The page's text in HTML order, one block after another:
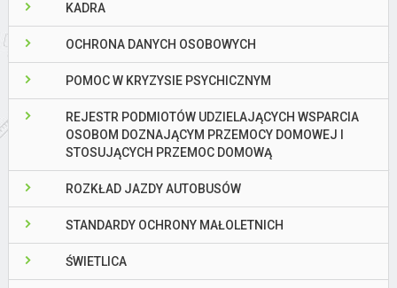
KADRA
OCHRONA DANYCH OSOBOWYCH
POMOC W KRYZYSIE PSYCHICZNYM
REJESTR PODMIOTÓW UDZIELAJĄCYCH WSPARCIA
OSOBOM DOZNAJĄCYM PRZEMOCY DOMOWEJ I
STOSUJĄCYCH PRZEMOC DOMOWĄ
ROZKŁAD JAZDY AUTOBUSÓW
STANDARDY OCHRONY MAŁOLETNICH
ŚWIETLICA